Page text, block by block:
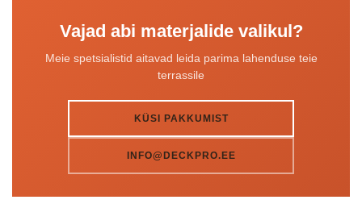
Vajad abi materjalide valikul?
Meie spetsialistid aitavad leida parima lahenduse teie
terrassile
KÜSI PAKKUMIST
INFO@DECKPRO.EE